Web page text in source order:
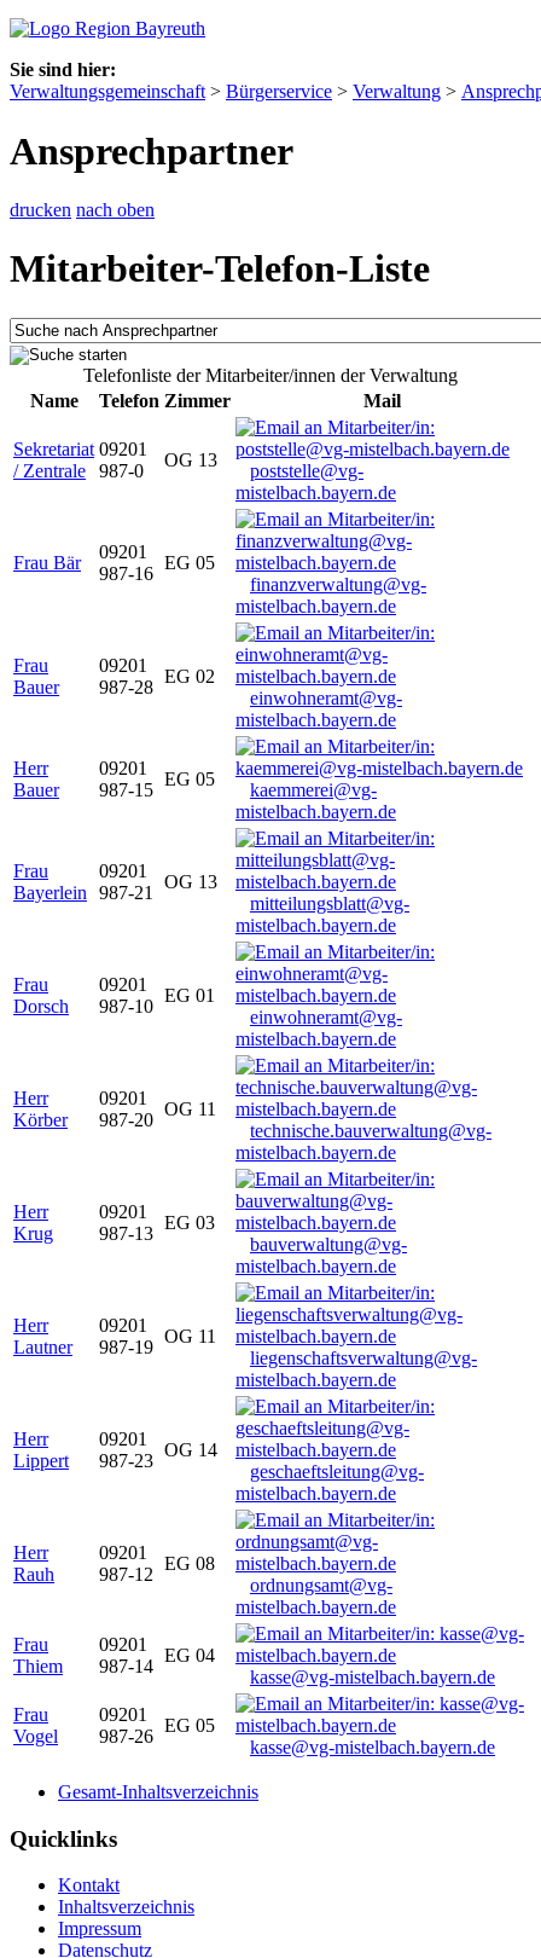
Sie sind hier:
Verwaltungsgemeinschaft > Bürgerservice > Verwaltung >
Ansprechpartner
drucken nach oben
Mitarbeiter-Telefon-Liste
Telefonliste der Mitarbeiter/innen der Verwaltung
Name
Telefon Zimmer Mail
Sekretariat
/ Zentrale
09201
987-0
OG 13
poststelle@vg-
mistelbach.bayern.de
Frau Bär
09201
987-16
EG 05
finanzverwaltung@vg-
mistelbach.bayern.de
Frau
Bauer
09201
987-28
EG 02
einwohneramt@vg-
mistelbach.bayern.de
Herr
Bauer
09201
987-15
EG 05
kaemmerei@vg-
mistelbach.bayern.de
Frau
Bayerlein
09201
987-21
OG 13
mitteilungsblatt@vg-
mistelbach.bayern.de
Frau
Dorsch
09201
987-10
EG 01
einwohneramt@vg-
mistelbach.bayern.de
Herr
Körber
09201
987-20
OG 11
technische.bauverwaltung@vg-
mistelbach.bayern.de
Herr
Krug
09201
987-13
EG 03
bauverwaltung@vg-
mistelbach.bayern.de
Herr
Lautner
09201
987-19
OG 11
liegenschaftsverwaltung@vg-
mistelbach.bayern.de
Herr
Lippert
09201
987-23
OG 14
geschaeftsleitung@vg-
mistelbach.bayern.de
Herr
Rauh
09201
987-12
EG 08
ordnungsamt@vg-
mistelbach.bayern.de
Frau
Thiem
09201
987-14
EG 04
kasse@vg-mistelbach.bayern.de
Frau
Vogel
09201
987-26
EG 05
kasse@vg-mistelbach.bayern.de
Gesamt-Inhaltsverzeichnis
Quicklinks
Kontakt
Inhaltsverzeichnis
Impressum
Datenschutz